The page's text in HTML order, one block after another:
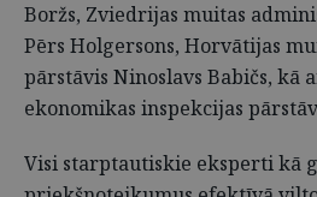
Boržs, Zviedrijas muitas
Pērs Holgersons, Horvātijas
pārstāvis Ninoslavs Babičs, kā
ekonomikas inspekcijas
Visi starptautiskie eksperti kā